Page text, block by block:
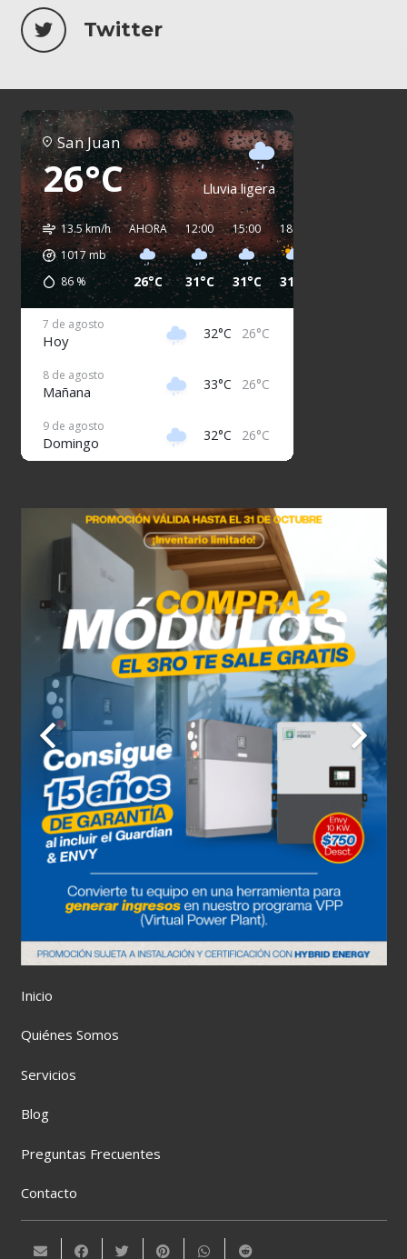
Twitter
San Juan
26°C Lluvia ligera
13.5 km/h
1017mb
86%
AHORA
26°C
12:00
31°C
15:00
31°C
18:00
31°C
7 de agosto
Hoy 32°C 26°C
8 de agosto
Mañana 33°C 26°C
9 de agosto
Domingo 32°C 26°C
11 de agosto
Martes 31°C 27°C
12 de agosto
Miércoles 32°C 26°C
13 de agosto
Jueves 32°C 26°C
Inicio
Quiénes Somos
Servicios
Blog
Preguntas Frecuentes
Contacto